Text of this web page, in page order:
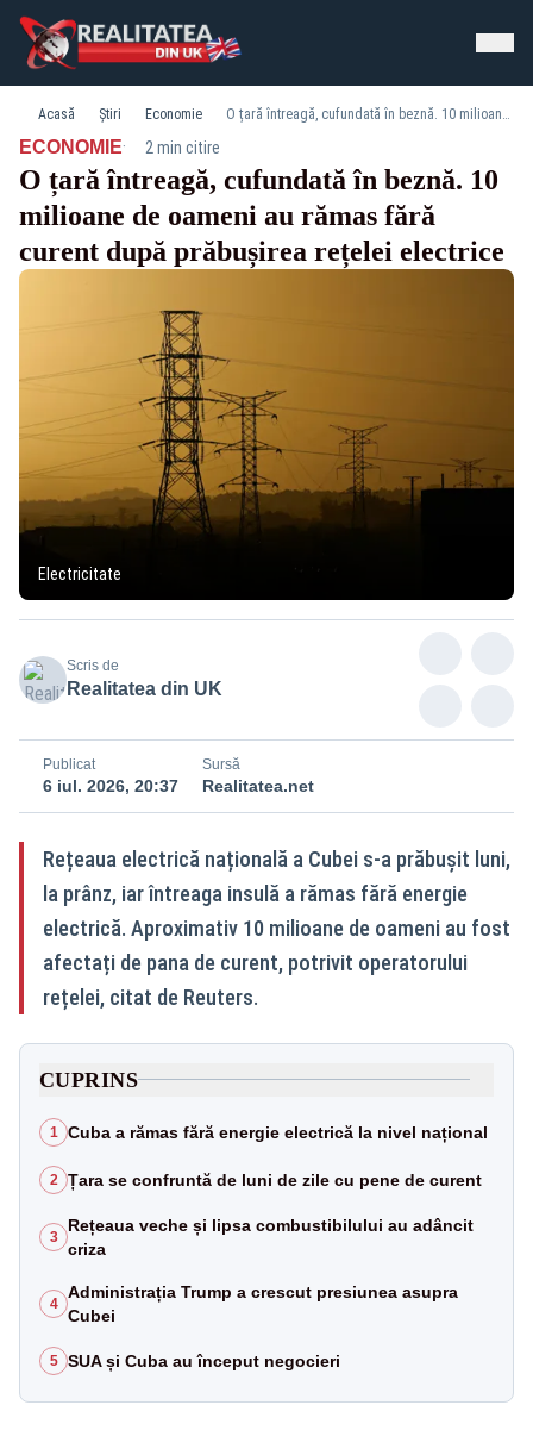
Acasă Știri Economie O țară întreagă, cufundată în beznă. 10 milioane de oameni au rămas fără curent după prăbușirea rețelei electrice
ECONOMIE· 2 min citire
O țară întreagă, cufundată în beznă. 10
milioane de oameni au rămas fără
curent după prăbușirea rețelei electrice
Electricitate
Scris de
Realitatea din UK
Publicat
6 iul. 2026, 20:37
Sursă
Realitatea.net
Rețeaua electrică națională a Cubei s-a prăbușit luni,
la prânz, iar întreaga insulă a rămas fără energie
electrică. Aproximativ 10 milioane de oameni au fost
afectați de pana de curent, potrivit operatorului
rețelei, citat de Reuters.
CUPRINS
1 Cuba a rămas fără energie electrică la nivel național
2 Țara se confruntă de luni de zile cu pene de curent
3
Rețeaua veche și lipsa combustibilului au adâncit
criza
4
Administrația Trump a crescut presiunea asupra
Cubei
5 SUA și Cuba au început negocieri